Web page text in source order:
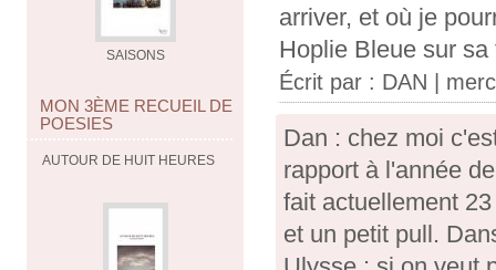
SAISONS
MON 3ÈME RECUEIL DE
POESIES
AUTOUR DE HUIT HEURES
arriver, et où je
Hoplie Bleue sur
Écrit par : DAN |
Dan : chez moi
rapport à l'année
fait actuellement
et un petit pull.